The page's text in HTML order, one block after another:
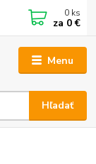
Menu
Hľadať
0 ks
za 0 €